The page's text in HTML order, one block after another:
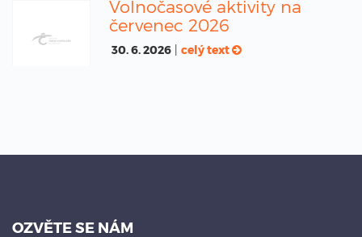
Volnočasové aktivity na
červenec 2026
30. 6. 2026 celý text
OZVĚTE SE NÁM